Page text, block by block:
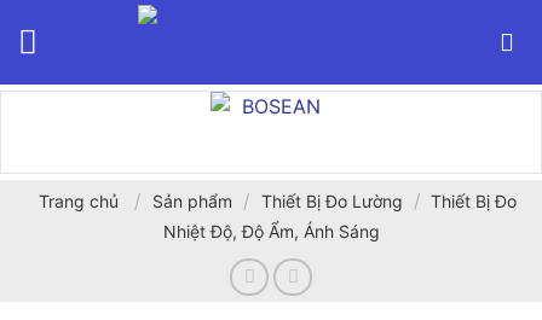
Trang chủ / Sản phẩm / Thiết Bị Đo Lường / Thiết Bị Đo
Nhiệt Độ, Độ Ẩm, Ánh Sáng